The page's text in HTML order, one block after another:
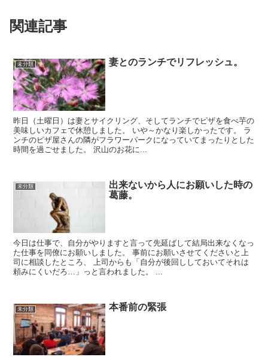
関連記事
未分類 妻とのランチでリフレッシュ。
昨日（土曜日）は妻とサイクリング、そしてランチでピザを食べ芋の
美味しいカフェで休憩しました。 いや～かなり楽しかったです。 ラ
ンチのピザ屋さんの隣がフラワーパークになっていてまったりとした
時間を過ごせました。 沢山のお花に...
未分類
出来ないから人にお願いした時の
葛藤。
今日は仕事で、自分がやりますと言って先延ばして結局出来なくなっ
た仕事を同僚にお願いしました。 事前にお願いさせてくださいと上
司に相談したところ、 上司からも「自分が後回ししておいてそれは
頼みにくいだろ…」っと言われました。 ...
未分類 本番前の緊張